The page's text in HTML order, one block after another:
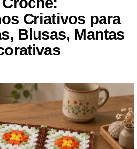
Criativos para
Blusas, Mantas